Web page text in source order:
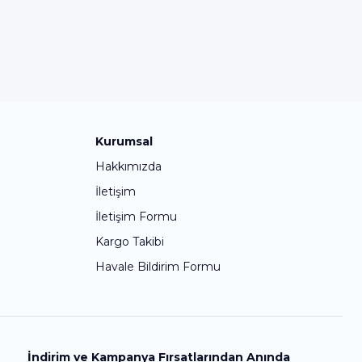
Kurumsal
Hakkımızda
İletişim
İletişim Formu
Kargo Takibi
Havale Bildirim Formu
İndirim ve Kampanya Fırsatlarından Anında